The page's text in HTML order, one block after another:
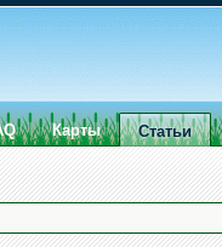
Карты Статьи